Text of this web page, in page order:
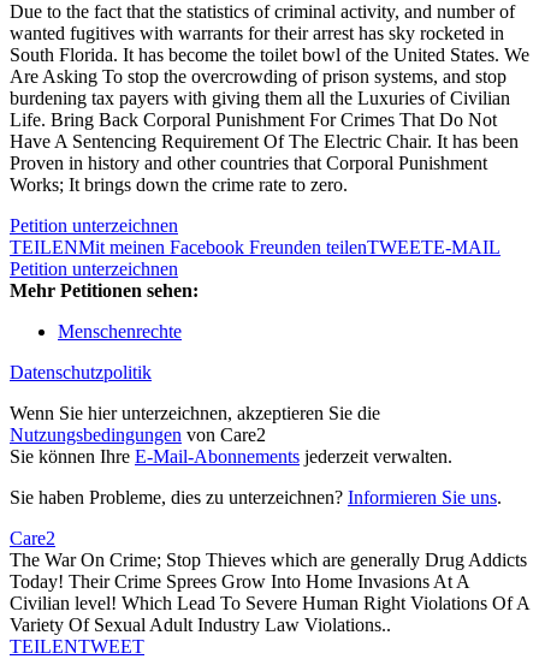
Due to the fact that the statistics of criminal activity, and number of
wanted fugitives with warrants for their arrest has sky rocketed in
South Florida. It has become the toilet bowl of the United States. We
Are Asking To stop the overcrowding of prison systems, and stop
burdening tax payers with giving them all the Luxuries of Civilian
Life. Bring Back Corporal Punishment For Crimes That Do Not
Have A Sentencing Requirement Of The Electric Chair. It has been
Proven in history and other countries that Corporal Punishment
Works; It brings down the crime rate to zero.
Petition unterzeichnen
TEILENMit meinen Facebook Freunden teilenTWEETE-MAIL
Petition unterzeichnen
Mehr Petitionen sehen:
Menschenrechte
Datenschutzpolitik
Wenn Sie hier unterzeichnen, akzeptieren Sie die
Nutzungsbedingungen von Care2
Sie können Ihre E-Mail-Abonnements jederzeit verwalten.
Sie haben Probleme, dies zu unterzeichnen? Informieren Sie uns.
Care2
The War On Crime; Stop Thieves which are generally Drug Addicts
Today! Their Crime Sprees Grow Into Home Invasions At A
Civilian level! Which Lead To Severe Human Right Violations Of A
Variety Of Sexual Adult Industry Law Violations..
TEILENTWEET